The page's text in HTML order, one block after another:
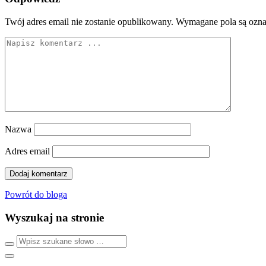
Twój adres email nie zostanie opublikowany. Wymagane pola są
Nazwa
Adres email
Powrót do bloga
Wyszukaj na stronie